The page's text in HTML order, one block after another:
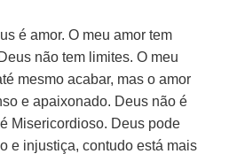
é amor. O meu amor tem
não tem limites. O meu
mesmo acabar, mas o amor
e apaixonado. Deus não é
Misericordioso. Deus pode
e injustiça, contudo está mais